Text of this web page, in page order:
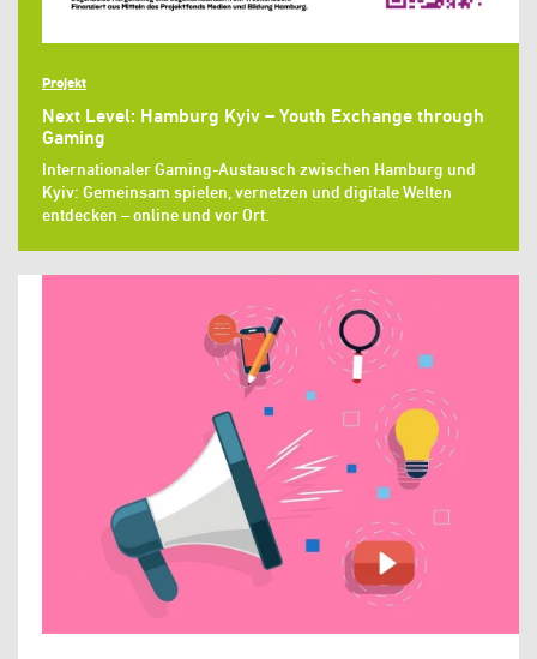
Projekt
Next Level: Hamburg Kyiv – Youth Exchange through
Gaming
Internationaler Gaming-Austausch zwischen Hamburg und
Kyiv: Gemeinsam spielen, vernetzen und digitale Welten
entdecken – online und vor Ort.